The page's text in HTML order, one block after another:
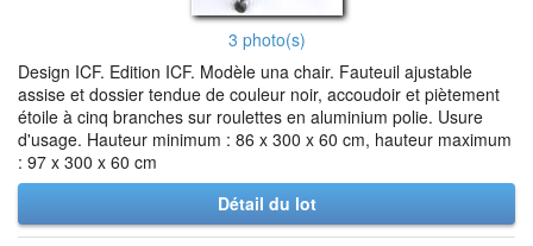
3 photo(s)
Design ICF. Edition ICF. Modèle una chair. Fauteuil ajustable
assise et dossier tendue de couleur noir, accoudoir et piètement
étoile à cinq branches sur roulettes en aluminium polie. Usure
d'usage. Hauteur minimum : 86 x 300 x 60 cm, hauteur maximum
: 97 x 300 x 60 cm
Détail du lot